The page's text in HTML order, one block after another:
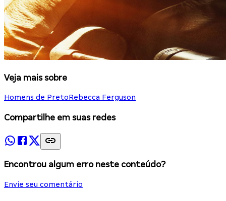
Veja mais sobre
Homens de PretoRebecca Ferguson
Compartilhe em suas redes
Encontrou algum erro neste conteúdo?
Envie seu comentário